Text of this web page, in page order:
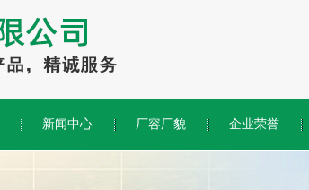
新闻中心 厂容厂貌 企业荣誉